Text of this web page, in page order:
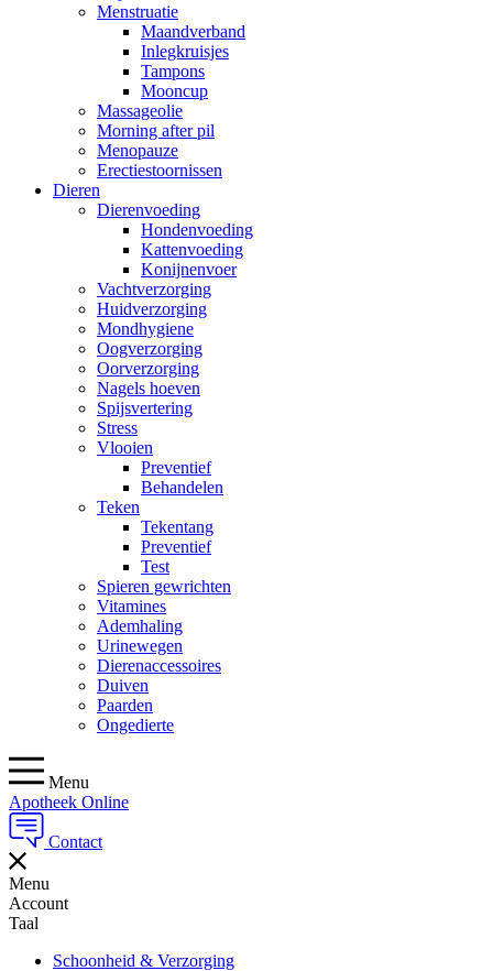
Menstruatie
Maandverband
Inlegkruisjes
Tampons
Mooncup
Massageolie
Morning after pil
Menopauze
Erectiestoornissen
Dieren
Dierenvoeding
Hondenvoeding
Kattenvoeding
Konijnenvoer
Vachtverzorging
Huidverzorging
Mondhygiene
Oogverzorging
Oorverzorging
Nagels hoeven
Spijsvertering
Stress
Vlooien
Preventief
Behandelen
Teken
Tekentang
Preventief
Test
Spieren gewrichten
Vitamines
Ademhaling
Urinewegen
Dierenaccessoires
Duiven
Paarden
Ongedierte
Menu
Apotheek Online
Contact
Menu
Account
Taal
Schoonheid & Verzorging